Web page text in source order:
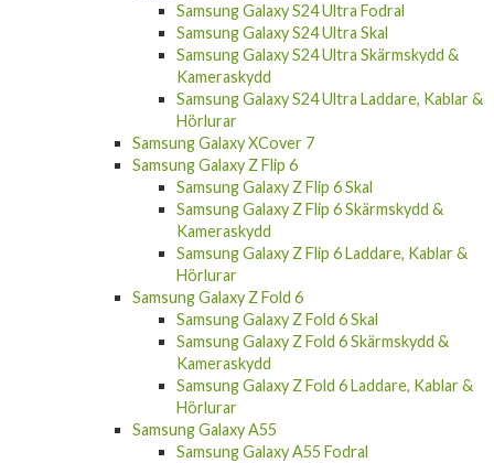
Samsung Galaxy S24 Ultra Fodral
Samsung Galaxy S24 Ultra Skal
Samsung Galaxy S24 Ultra Skärmskydd &
Kameraskydd
Samsung Galaxy S24 Ultra Laddare, Kablar &
Hörlurar
Samsung Galaxy XCover 7
Samsung Galaxy Z Flip 6
Samsung Galaxy Z Flip 6 Skal
Samsung Galaxy Z Flip 6 Skärmskydd &
Kameraskydd
Samsung Galaxy Z Flip 6 Laddare, Kablar &
Hörlurar
Samsung Galaxy Z Fold 6
Samsung Galaxy Z Fold 6 Skal
Samsung Galaxy Z Fold 6 Skärmskydd &
Kameraskydd
Samsung Galaxy Z Fold 6 Laddare, Kablar &
Hörlurar
Samsung Galaxy A55
Samsung Galaxy A55 Fodral